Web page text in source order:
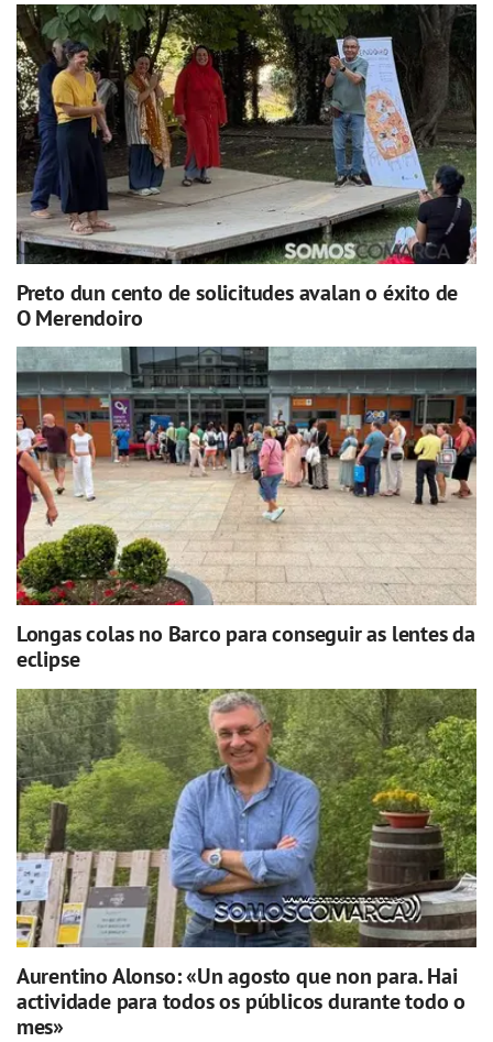
Preto dun cento de solicitudes avalan o éxito de
O Merendoiro
Longas colas no Barco para conseguir as lentes da
eclipse
Aurentino Alonso: «Un agosto que non para. Hai
actividade para todos os públicos durante todo o
mes»